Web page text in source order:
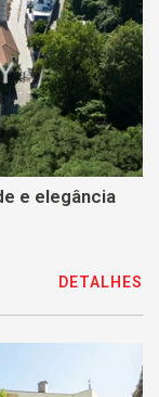
e elegância
DETALHES